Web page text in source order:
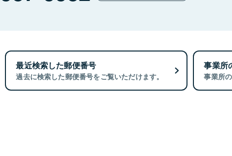
最近検索した郵便番号
過去に検索した郵便番号をご覧いただけます。
事業所
事業所